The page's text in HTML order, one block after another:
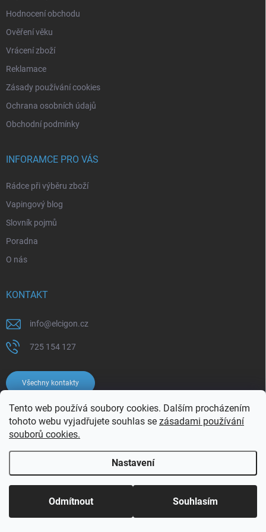
Tento web používá soubory cookies. Dalším procházením
tohoto webu vyjadřujete souhlas se zásadami používání
souborů cookies.
Nastavení
Odmítnout Souhlasím
Hodnocení obchodu
Ověření věku
Vrácení zboží
Reklamace
Zásady používání cookies
Ochrana osobních údajů
Obchodní podmínky
INFORAMCE PRO VÁS
Rádce při výběru zboží
Vapingový blog
Slovník pojmů
Poradna
O nás
KONTAKT
info@elcigon.cz
725 154 127
Všechny kontakty
Copyright 2026Elcigon.cz. Všechna práva vyhrazena.Upravit nastavení
cookies